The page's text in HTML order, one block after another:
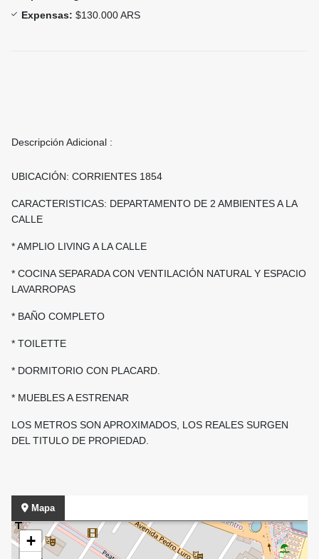
Expensas: $130.000 ARS
Descripción Adicional :
UBICACIÓN: CORRIENTES 1854
CARACTERISTICAS: DEPARTAMENTO DE 2 AMBIENTES A LA
CALLE
* AMPLIO LIVING A LA CALLE
* COCINA SEPARADA CON VENTILACIÓN NATURAL Y ESPACIO
LAVARROPAS
* BAÑO COMPLETO
* TOILETTE
* DORMITORIO CON PLACARD.
* MUEBLES A ESTRENAR
LOS METROS SON APROXIMADOS, LOS REALES SURGEN
DEL TITULO DE PROPIEDAD.
Mapa
+